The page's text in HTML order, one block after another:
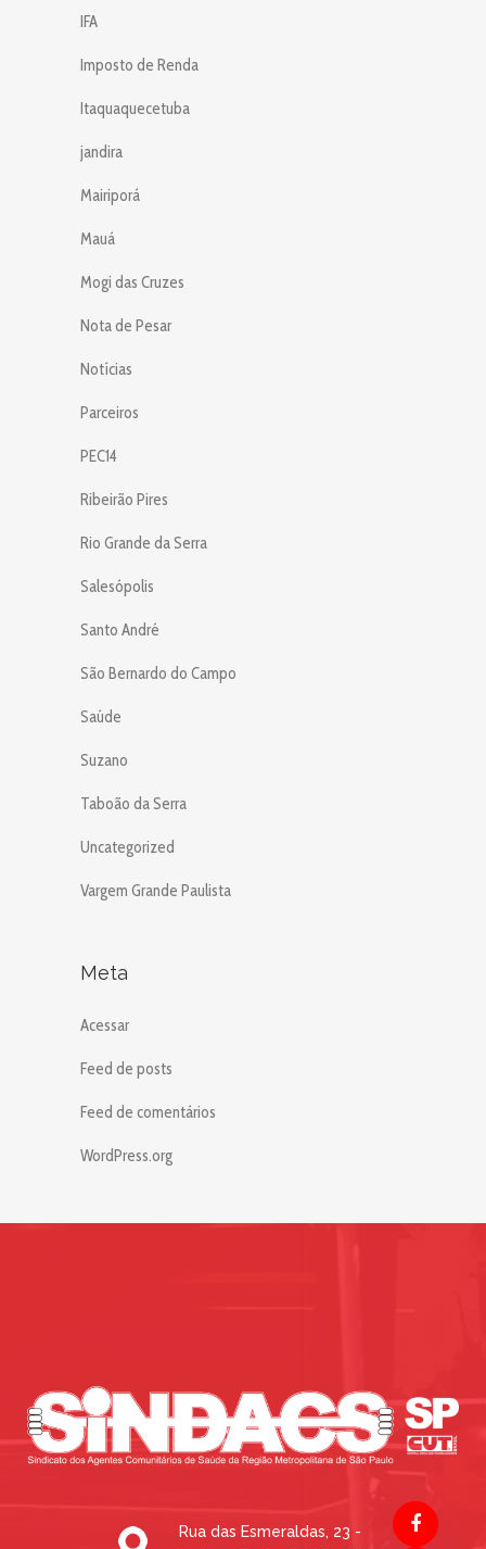
IFA
Imposto de Renda
Itaquaquecetuba
jandira
Mairiporá
Mauá
Mogi das Cruzes
Nota de Pesar
Notícias
Parceiros
PEC14
Ribeirão Pires
Rio Grande da Serra
Salesópolis
Santo André
São Bernardo do Campo
Saúde
Suzano
Taboão da Serra
Uncategorized
Vargem Grande Paulista
Meta
Acessar
Feed de posts
Feed de comentários
WordPress.org
Rua das Esmeraldas, 23 -